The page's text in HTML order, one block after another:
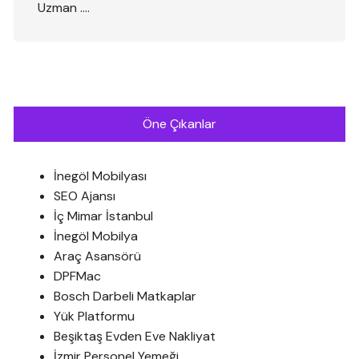
Uzman ….
Öne Çıkanlar
İnegöl Mobilyası
SEO Ajansı
İç Mimar İstanbul
İnegöl Mobilya
Araç Asansörü
DPFMac
Bosch Darbeli Matkaplar
Yük Platformu
Beşiktaş Evden Eve Nakliyat